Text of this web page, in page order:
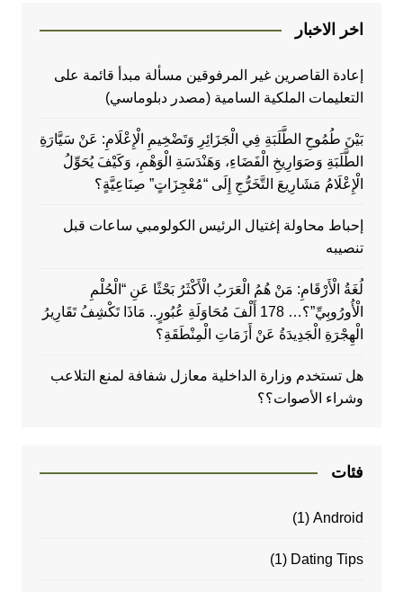
اخر الاخبار
إعادة القاصرين غير المرفوقين مسألة مبدأ قائمة على
التعليمات الملكية السامية (مصدر دبلوماسي)
بَيْنَ طُمُوحِ الطَّلَبَةِ فِي الْجَزَائِرِ وَتَضْخِيمِ الْإِعْلَامِ: عَنْ سَيَّارَةِ
الطَّلَبَةِ وَصَوَارِيخِ الْفَضَاءِ، وَهَنْدَسَةِ الْوَهْمِ، وَكَيْفَ يُحَوِّلُ
الْإِعْلَامُ مَشَارِيعَ التَّخَرُّجِ إِلَى “مُعْجِزَاتٍ” صِنَاعِيَّةٍ؟
إحباط محاولة إغتيال الرئيس الكولومبي ساعات قبل
تنصيبه
لُغَةُ الْأَرْقَامِ: مَنْ هُمُ الْعَرَبُ الْأَكْثَرُ بَحْثًا عَنِ “الْحُلْمِ
الْأُورُوبِيِّ”؟… 178 أَلْفَ مُحَاوَلَةِ عُبُورٍ.. مَاذَا تَكْشِفُ تَقَارِيرُ
الْهِجْرَةِ الْجَدِيدَةُ عَنْ أَزَمَاتِ الْمِنْطَقَةِ؟
هل تستخدم وزارة الداخلية معازل شفافة لمنع التلاعب
وشراء الأصوات؟؟
فئات
Android
(1)
Dating Tips
(1)